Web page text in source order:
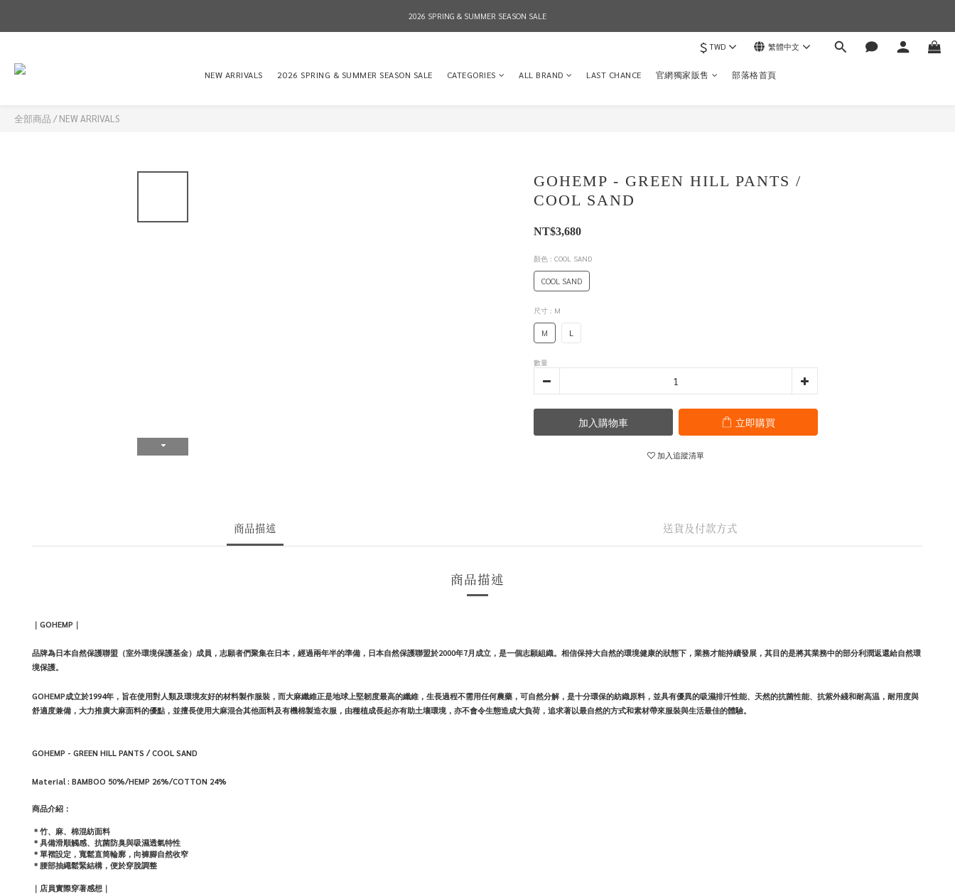
2026 SPRING & SUMMER SEASON SALE
2026 SPRING & SUMMER SEASON SALE
2026 SPRING & SUMMER SEASON SALE
$ TWD 繁體中文
NEW ARRIVALS 2026 SPRING & SUMMER SEASON SALE CATEGORIES ALL BRAND LAST CHANCE 官網獨家販售 部落格首頁
全部商品 /NEW ARRIVALS
GOHEMP - GREEN HILL PANTS /
COOL SAND
NT$3,680
顏色 : COOL SAND
COOL SAND
尺寸 : M
M L
數量
加入購物車 立即購買
加入追蹤清單
商品描述 送貨及付款方式
商品描述
｜ GOHEMP ｜
品牌為日本自然保護聯盟（室外環境保護基金）成員，志願者們聚集在日本，經過兩年半的準備，日本自然保護聯盟於2000年7月成立，是一個志願組織。相信保持大自然的環境健康的狀態下，業務才能持續發展，其目的是將其業務中的部分利潤返還給自然環
境保護。
GOHEMP成立於1994年，旨在使用對人類及環境友好的材料製作服裝，而大麻纖維正是地球上堅韌度最高的纖維，生長過程不需用任何農藥，可自然分解，是十分環保的紡織原料，並具有優異的吸濕排汗性能、天然的抗菌性能、抗紫外綫和耐高温，耐用度與
舒適度兼備，大力推廣大麻面料的優點，並擅長使用大麻混合其他面料及有機棉製造衣服，由種植成長起亦有助土壤環境，亦不會令生態造成大負荷，追求著以最自然的方式和素材帶來服裝與生活最佳的體驗。
GOHEMP - GREEN HILL PANTS / COOL SAND
Material : BAMBOO 50%/HEMP 26%/COTTON 24%
商品介紹：
＊竹、麻、棉混紡面料
＊具備滑順觸感、抗菌防臭與吸濕透氣特性
＊單褶設定，寬鬆直筒輪廓，向褲腳自然收窄
＊腰部抽繩鬆緊結構，便於穿脫調整
｜店員實際穿著感想｜